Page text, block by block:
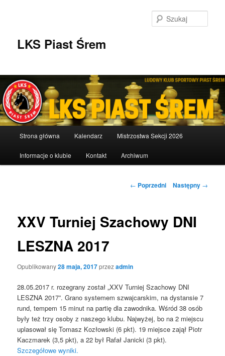
LKS Piast Śrem
Strona główna Kalendarz Mistrzostwa Sekcji 2026
Informacje o klubie Kontakt Archiwum
Nawigacja
← Poprzedni Następny →
XXV Turniej Szachowy DNI
LESZNA 2017
Opublikowany28 maja, 2017przezadmin
28.05.2017 r. rozegrany został „XXV Turniej Szachowy DNI
LESZNA 2017”. Grano systemem szwajcarskim, na dystansie 7
rund, tempem 15 minut na partię dla zawodnika. Wśród 38 osób
były też trzy osoby z naszego klubu. Najwyżej, bo na 2 miejscu
uplasował się Tomasz Kozłowski (6 pkt). 19 miejsce zajął Piotr
Kaczmarek (3,5 pkt), a 22 był Rafał Janicki (3 pkt).
Szczegółowe wyniki.